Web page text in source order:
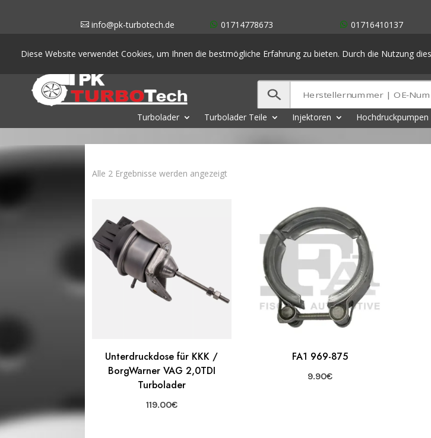
info@pk-turbotech.de
Diese Website verwendet Cookies, um Ihnen die bestmögliche Erfahrung zu bieten. Durch die Nutzung
01714778673 01716410137
Turbolader Turbolader Teile Injektoren Hochdruckpumpen
Alle 2 Ergebnisse werden angezeigtNach
Unterdruckdose für KKK /
BorgWarner VAG 2,0TDI
Turbolader
119.00€
FA1 969-875
9.90€